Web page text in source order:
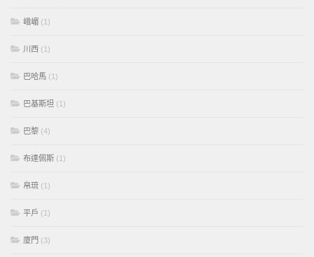
峨嵋 (1)
川西 (1)
巴哈馬 (1)
巴基斯坦 (1)
巴黎 (4)
布達佩斯 (1)
帛琉 (1)
平戶 (1)
廈門 (3)